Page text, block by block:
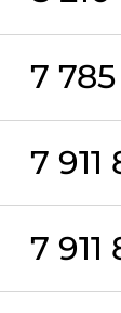
7
7
7